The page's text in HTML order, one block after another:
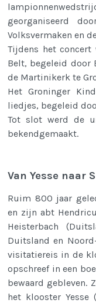
georganiseerd
Volksvermaken en
Tijdens het concert
Belt, begeleid door
de Martinikerk te
Het Groninger
liedjes, begeleid
Tot slot werd de
bekendgemaakt.
Van Yesse naar
Ruim 800 jaar
en zijn abt
Heisterbach
Duitsland en
visitatiereis in de
opschreef in een
bewaard gebleven.
het klooster Yesse